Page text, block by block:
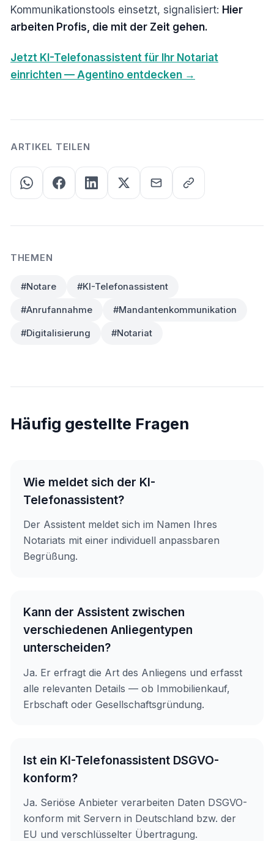
Kommunikationstools einsetzt, signalisiert: Hier
arbeiten Profis, die mit der Zeit gehen.
Jetzt KI-Telefonassistent für Ihr Notariat
einrichten — Agentino entdecken →
ARTIKEL TEILEN
THEMEN
#Notare #KI-Telefonassistent
#Anrufannahme #Mandantenkommunikation
#Digitalisierung #Notariat
Häufig gestellte Fragen
Wie meldet sich der KI-
Telefonassistent?
Der Assistent meldet sich im Namen Ihres
Notariats mit einer individuell anpassbaren
Begrüßung.
Kann der Assistent zwischen
verschiedenen Anliegentypen
unterscheiden?
Ja. Er erfragt die Art des Anliegens und erfasst
alle relevanten Details — ob Immobilienkauf,
Erbschaft oder Gesellschaftsgründung.
Ist ein KI-Telefonassistent DSGVO-
konform?
Ja. Seriöse Anbieter verarbeiten Daten DSGVO-
konform mit Servern in Deutschland bzw. der
EU und verschlüsselter Übertragung.